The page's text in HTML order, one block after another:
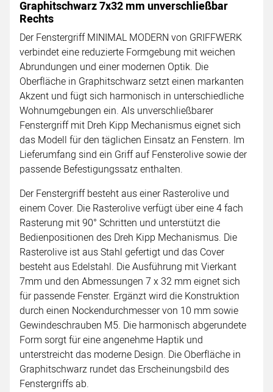
Graphitschwarz 7x32 mm unverschließbar
Rechts
Der Fenstergriff MINIMAL MODERN von GRIFFWERK
verbindet eine reduzierte Formgebung mit weichen
Abrundungen und einer modernen Optik. Die
Oberfläche in Graphitschwarz setzt einen markanten
Akzent und fügt sich harmonisch in unterschiedliche
Wohnumgebungen ein. Als unverschließbarer
Fenstergriff mit Dreh Kipp Mechanismus eignet sich
das Modell für den täglichen Einsatz an Fenstern. Im
Lieferumfang sind ein Griff auf Fensterolive sowie der
passende Befestigungssatz enthalten.
Der Fenstergriff besteht aus einer Rasterolive und
einem Cover. Die Rasterolive verfügt über eine 4 fach
Rasterung mit 90° Schritten und unterstützt die
Bedienpositionen des Dreh Kipp Mechanismus. Die
Rasterolive ist aus Stahl gefertigt und das Cover
besteht aus Edelstahl. Die Ausführung mit Vierkant
7mm und den Abmessungen 7 x 32 mm eignet sich
für passende Fenster. Ergänzt wird die Konstruktion
durch einen Nockendurchmesser von 10 mm sowie
Gewindeschrauben M5. Die harmonisch abgerundete
Form sorgt für eine angenehme Haptik und
unterstreicht das moderne Design. Die Oberfläche in
Graphitschwarz rundet das Erscheinungsbild des
Fenstergriffs ab.